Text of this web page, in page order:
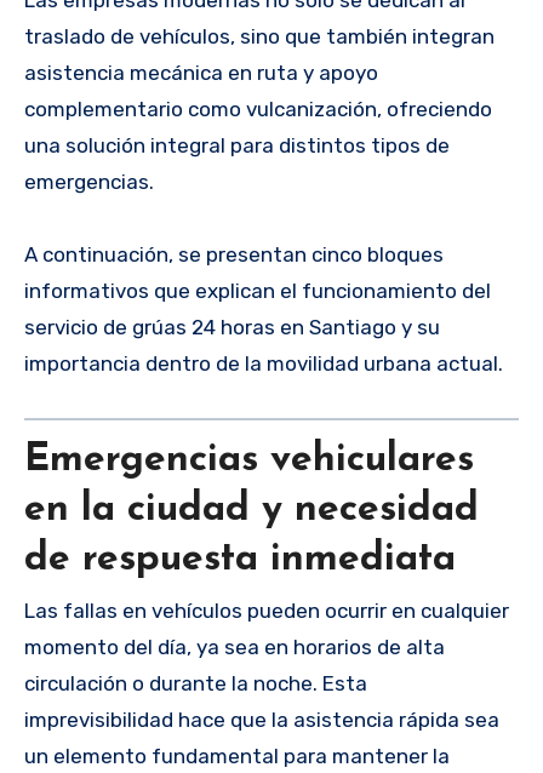
traslado de vehículos, sino que también integran
asistencia mecánica en ruta y apoyo
complementario como vulcanización, ofreciendo
una solución integral para distintos tipos de
emergencias.
A continuación, se presentan cinco bloques
informativos que explican el funcionamiento del
servicio de grúas 24 horas en Santiago y su
importancia dentro de la movilidad urbana actual.
Emergencias vehiculares
en la ciudad y necesidad
de respuesta inmediata
Las fallas en vehículos pueden ocurrir en cualquier
momento del día, ya sea en horarios de alta
circulación o durante la noche. Esta
imprevisibilidad hace que la asistencia rápida sea
un elemento fundamental para mantener la